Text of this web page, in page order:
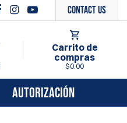
Contact Us
Carrito de
compras
$0.00
AUTORIZACIÓN